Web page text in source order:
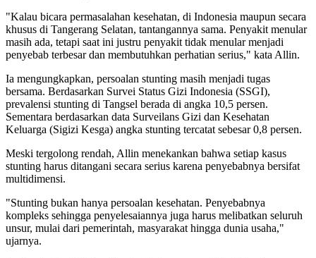
"Kalau bicara permasalahan kesehatan, di Indonesia maupun secara
khusus di Tangerang Selatan, tantangannya sama. Penyakit menular
masih ada, tetapi saat ini justru penyakit tidak menular menjadi
penyebab terbesar dan membutuhkan perhatian serius," kata Allin.
Ia mengungkapkan, persoalan stunting masih menjadi tugas
bersama. Berdasarkan Survei Status Gizi Indonesia (SSGI),
prevalensi stunting di Tangsel berada di angka 10,5 persen.
Sementara berdasarkan data Surveilans Gizi dan Kesehatan
Keluarga (Sigizi Kesga) angka stunting tercatat sebesar 0,8 persen.
Meski tergolong rendah, Allin menekankan bahwa setiap kasus
stunting harus ditangani secara serius karena penyebabnya bersifat
multidimensi.
"Stunting bukan hanya persoalan kesehatan. Penyebabnya
kompleks sehingga penyelesaiannya juga harus melibatkan seluruh
unsur, mulai dari pemerintah, masyarakat hingga dunia usaha,"
ujarnya.